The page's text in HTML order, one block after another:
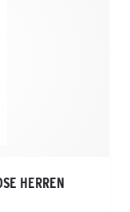
HERREN